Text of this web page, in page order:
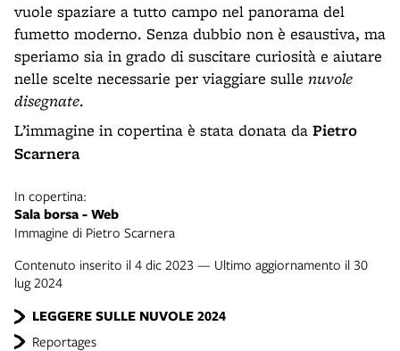
LEGGERE SULLE NUVOLE 2024
Reportages
vuole spaziare a tutto campo nel panorama del
fumetto moderno. Senza dubbio non è esaustiva, ma
speriamo sia in grado di suscitare curiosità e aiutare
nelle scelte necessarie per viaggiare sulle nuvole
disegnate.
L’immagine in copertina è stata donata da Pietro
Scarnera
In copertina:
Sala borsa - Web
Immagine di Pietro Scarnera
Contenuto inserito il 4 dic 2023 — Ultimo aggiornamento il 30
lug 2024